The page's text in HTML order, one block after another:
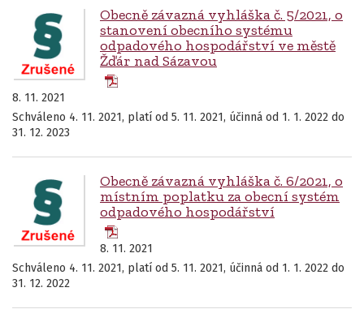
Obecně závazná vyhláška č. 5/2021, o
stanovení obecního systému
odpadového hospodářství ve městě
Žďár nad Sázavou
8. 11. 2021
Schváleno 4. 11. 2021, platí od 5. 11. 2021, účinná od 1. 1. 2022 do
31. 12. 2023
Obecně závazná vyhláška č. 6/2021, o
místním poplatku za obecní systém
odpadového hospodářství
8. 11. 2021
Schváleno 4. 11. 2021, platí od 5. 11. 2021, účinná od 1. 1. 2022 do
31. 12. 2022